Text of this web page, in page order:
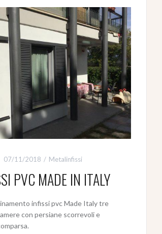
07/11/2018 Metalinfissi
PVC MADE IN ITALY
infissi pvc Made Italy tre
con persiane scorrevoli e